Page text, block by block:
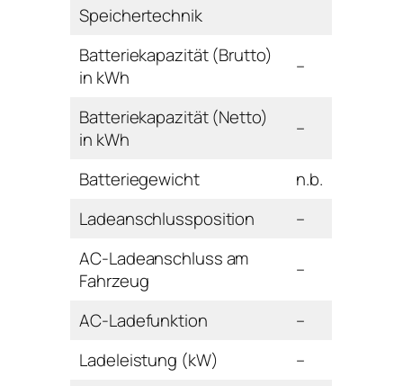
Speichertechnik
Batteriekapazität (Brutto)
in kWh
–
Batteriekapazität (Netto)
in kWh
–
Batteriegewicht
n.b.
Ladeanschlussposition
–
AC-Ladeanschluss am
Fahrzeug
–
AC-Ladefunktion
–
Ladeleistung (kW)
–